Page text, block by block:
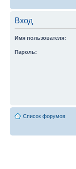
Вход
Имя пользователя:
Пароль:
Список форумов